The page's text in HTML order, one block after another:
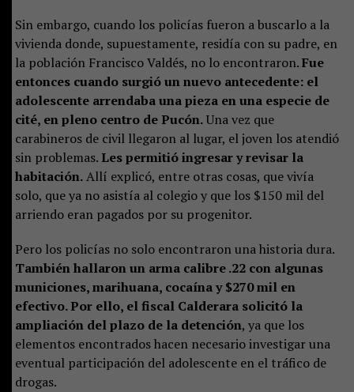
Sin embargo, cuando los policías fueron a buscarlo a la
vivienda donde, supuestamente, residía con su padre, en
la población Francisco Valdés, no lo encontraron.Fue
entonces cuando surgió un nuevo antecedente: el
adolescente arrendaba una pieza en una especie de
cité, en pleno centro de Pucón.Una vez que
carabineros de civil llegaron al lugar, el joven los atendió
sin problemas. Les permitió ingresar y revisar la
habitación.Allí explicó, entre otras cosas, que vivía
solo, que ya no asistía al colegio y que los $150 mil del
arriendo eran pagados por su progenitor.
Pero los policías no solo encontraron una historia dura.
También hallaron un arma calibre .22 con algunas
municiones, marihuana, cocaína y $270 mil en
efectivo. Por ello, el fiscal Calderara solicitó la
ampliación del plazo de la detención, ya que los
elementos encontrados hacen necesario investigar una
eventual participación del adolescente en el tráfico de
drogas.